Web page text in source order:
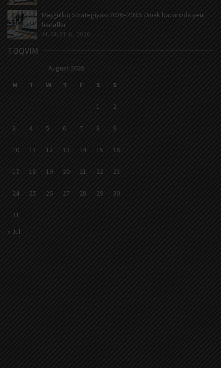
Məşğulluq Strategiyası 2026–2030: Əmək bazarında yeni
hədəflər
AUGUST 6, 2026
TƏQVIM
August 2026
M
T W T F S S
1 2
3 4 5 6 7 8 9
10 11 12 13 14 15 16
17 18 19 20 21 22 23
24 25 26 27 28 29 30
31
« Jul